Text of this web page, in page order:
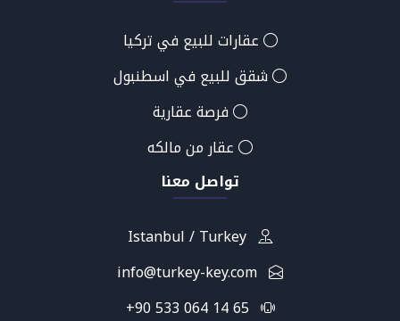
عقارات للبيع في تركيا
شقق للبيع في اسطنبول
فرصة عقارية
عقار من مالكه
تواصل معنا
Istanbul / Turkey
info@turkey-key.com
+90 533 064 14 65